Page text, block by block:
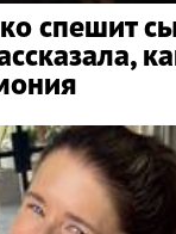
спешит